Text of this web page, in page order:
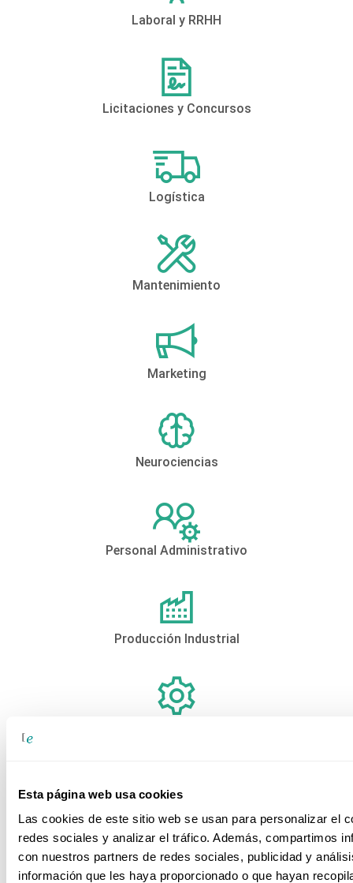
Esta página web usa cookies
Las cookies de este sitio web se usan para personalizar el
redes sociales y analizar el tráfico. Además, compartimos
con nuestros partners de redes sociales, publicidad y
información que les haya proporcionado o que hayan
Laboral y RRHH
Licitaciones y Concursos
Logística
Mantenimiento
Marketing
Neurociencias
Personal Administrativo
Producción Industrial
Sector Alimentario